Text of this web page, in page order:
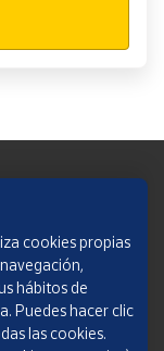
cookies propias
hábitos de
Puedes hacer clic
las cookies.